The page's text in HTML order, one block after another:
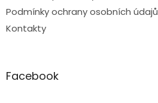
Podmínky ochrany osobních údajů
Kontakty
Facebook